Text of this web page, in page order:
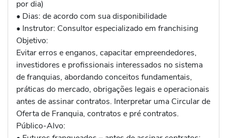
por dia)
• Dias: de acordo com sua disponibilidade
• Instrutor: Consultor especializado em franchising
Objetivo:
Evitar erros e enganos, capacitar empreendedores,
investidores e profissionais interessados no sistema
de franquias, abordando conceitos fundamentais,
práticas do mercado, obrigações legais e operacionais
antes de assinar contratos. Interpretar uma Circular de
Oferta de Franquia, contratos e pré contratos.
Público-Alvo: